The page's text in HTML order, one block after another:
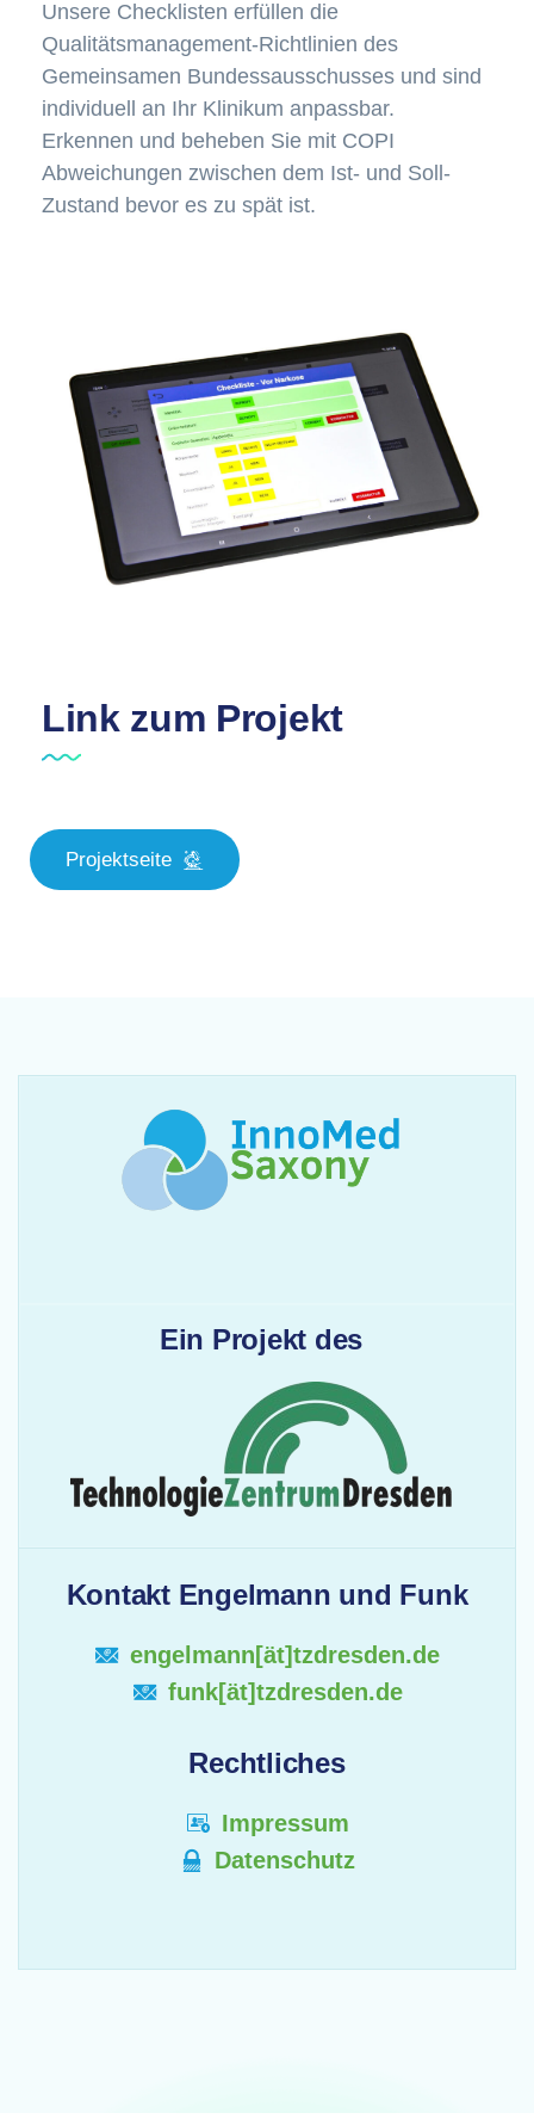
Unsere Checklisten erfüllen die
Qualitätsmanagement-Richtlinien des
Gemeinsamen Bundessausschusses und sind
individuell an Ihr Klinikum anpassbar.
Erkennen und beheben Sie mit COPI
Abweichungen zwischen dem Ist- und Soll-
Zustand bevor es zu spät ist.
Link zum Projekt
Projektseite
Ein Projekt des
Kontakt Engelmann und Funk
engelmann[ät]tzdresden.de
funk[ät]tzdresden.de
Rechtliches
Impressum
Datenschutz